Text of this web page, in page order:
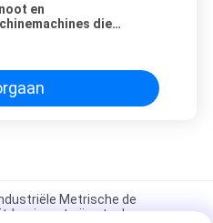
en
die
Metrische de
staal